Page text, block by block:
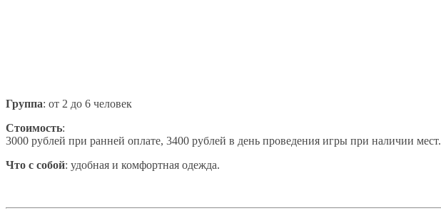
Группа: от 2 до 6 человек
Стоимость:
3000 рублей при ранней оплате, 3400 рублей в день проведения игры при наличии мест.
Что с собой: удобная и комфортная одежда.